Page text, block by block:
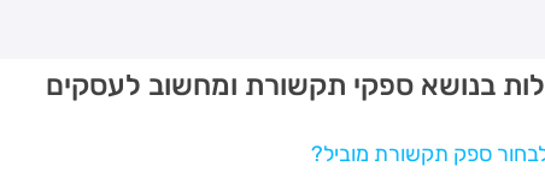
בנושא ספקי תקשורת ומחשוב לעסקים
ספק תקשורת מוביל?